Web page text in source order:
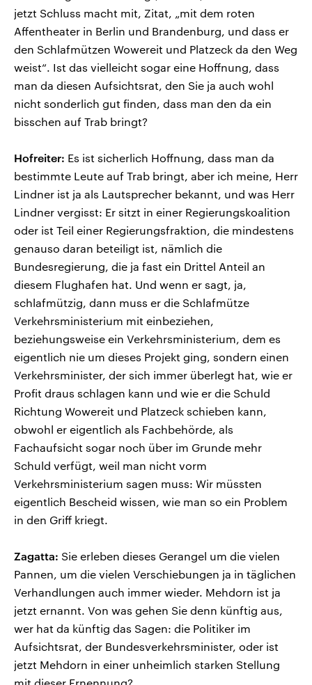
jetzt Schluss macht mit, Zitat, „mit dem roten
Affentheater in Berlin und Brandenburg, und dass er
den Schlafmützen Wowereit und Platzeck da den Weg
weist“. Ist das vielleicht sogar eine Hoffnung, dass
man da diesen Aufsichtsrat, den Sie ja auch wohl
nicht sonderlich gut finden, dass man den da ein
bisschen auf Trab bringt?
Hofreiter: Es ist sicherlich Hoffnung, dass man da
bestimmte Leute auf Trab bringt, aber ich meine, Herr
Lindner ist ja als Lautsprecher bekannt, und was Herr
Lindner vergisst: Er sitzt in einer Regierungskoalition
oder ist Teil einer Regierungsfraktion, die mindestens
genauso daran beteiligt ist, nämlich die
Bundesregierung, die ja fast ein Drittel Anteil an
diesem Flughafen hat. Und wenn er sagt, ja,
schlafmützig, dann muss er die Schlafmütze
Verkehrsministerium mit einbeziehen,
beziehungsweise ein Verkehrsministerium, dem es
eigentlich nie um dieses Projekt ging, sondern einen
Verkehrsminister, der sich immer überlegt hat, wie er
Profit draus schlagen kann und wie er die Schuld
Richtung Wowereit und Platzeck schieben kann,
obwohl er eigentlich als Fachbehörde, als
Fachaufsicht sogar noch über im Grunde mehr
Schuld verfügt, weil man nicht vorm
Verkehrsministerium sagen muss: Wir müssten
eigentlich Bescheid wissen, wie man so ein Problem
in den Griff kriegt.
Zagatta: Sie erleben dieses Gerangel um die vielen
Pannen, um die vielen Verschiebungen ja in täglichen
Verhandlungen auch immer wieder. Mehdorn ist ja
jetzt ernannt. Von was gehen Sie denn künftig aus,
wer hat da künftig das Sagen: die Politiker im
Aufsichtsrat, der Bundesverkehrsminister, oder ist
jetzt Mehdorn in einer unheimlich starken Stellung